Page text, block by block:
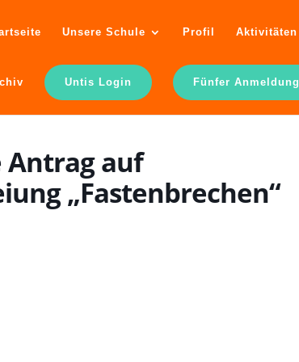
Unsere Schule Profil Aktivitäten
Untis Login Fünfer Anmeldung
Antrag auf
„Fastenbrechen“